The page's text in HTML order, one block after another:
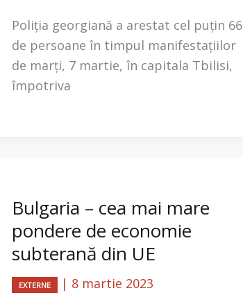
Poliția georgiană a arestat cel puțin 66
de persoane în timpul manifestațiilor
de marți, 7 martie, în capitala Tbilisi,
împotriva
Bulgaria – cea mai mare
pondere de economie
subterană din UE
EXTERNE | 8 martie 2023